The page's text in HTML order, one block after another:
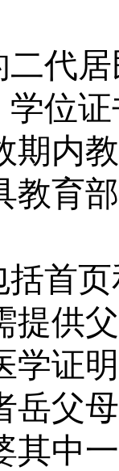
二代
学位
期内
教育
括首
提供
学证
岳父
其中